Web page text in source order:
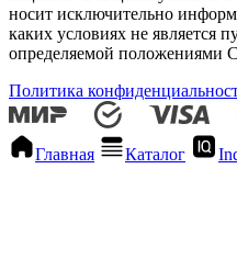
носит исключительно
каких условиях не является
определяемой положениями
Политика
Главная Каталог